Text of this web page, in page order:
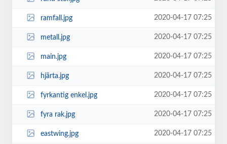
ramfall.jpg 2020-04-17 07:25
metall.jpg 2020-04-17 07:25
main.jpg 2020-04-17 07:25
hjärta.jpg 2020-04-17 07:25
fyrkantig enkel.jpg 2020-04-17 07:25
fyra rak.jpg 2020-04-17 07:25
eastwing.jpg 2020-04-17 07:25